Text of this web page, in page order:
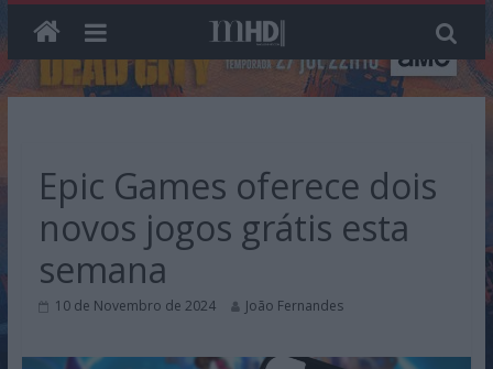
Epic Games oferece dois
novos jogos grátis esta
semana
10 de Novembro de 2024 João Fernandes